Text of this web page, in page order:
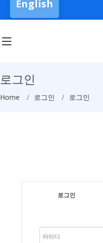
English
로그인
Home 로그인 로그인
로그인